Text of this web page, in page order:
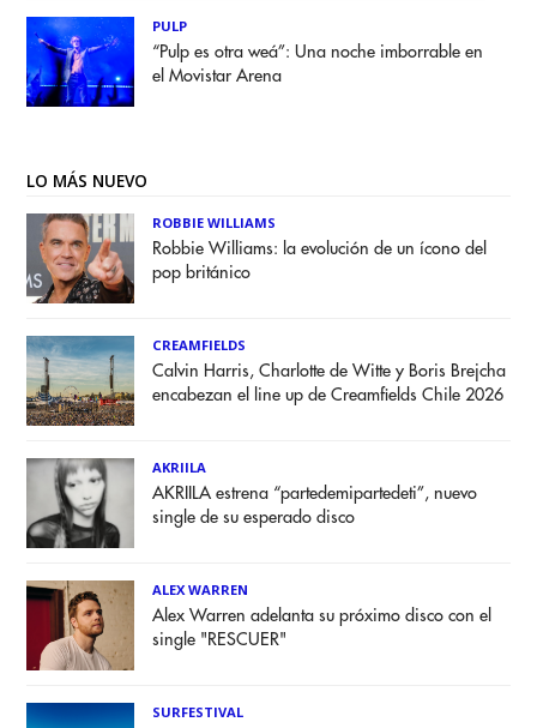
PULP
“Pulp es otra weá”: Una noche imborrable en
el Movistar Arena
LO MÁS NUEVO
ROBBIE WILLIAMS
Robbie Williams: la evolución de un ícono del
pop británico
CREAMFIELDS
Calvin Harris, Charlotte de Witte y Boris Brejcha
encabezan el line up de Creamfields Chile 2026
AKRIILA
AKRIILA estrena “partedemipartedeti”, nuevo
single de su esperado disco
ALEX WARREN
Alex Warren adelanta su próximo disco con el
single "RESCUER"
SURFESTIVAL